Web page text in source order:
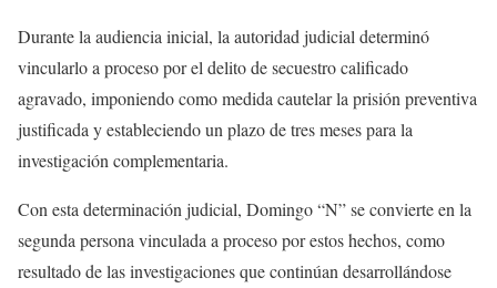
Durante la audiencia inicial, la autoridad judicial determinó
vincularlo a proceso por el delito de secuestro calificado
agravado, imponiendo como medida cautelar la prisión preventiva
justificada y estableciendo un plazo de tres meses para la
investigación complementaria.
Con esta determinación judicial, Domingo “N” se convierte en la
segunda persona vinculada a proceso por estos hechos, como
resultado de las investigaciones que continúan desarrollándose